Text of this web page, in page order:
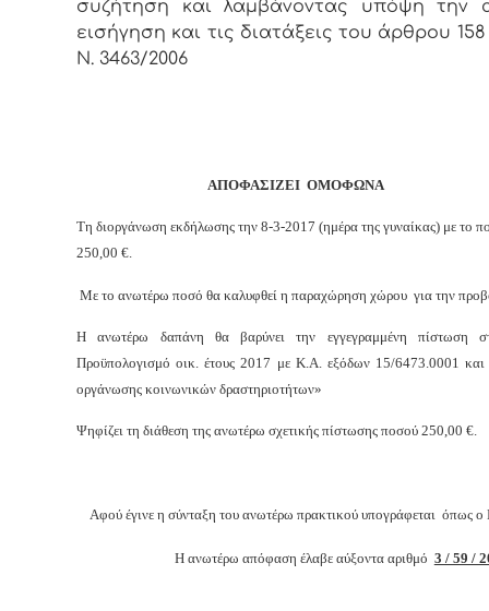
συζήτηση και λαμβάνοντας υπόψη την
εισήγηση και τις διατάξεις του άρθρου
Ν. 3463/2006
ΑΠΟΦΑΣΙΖΕΙ ΟΜΟΦΩΝΑ
Τη διοργάνωση εκδήλωσης την 8-3-2017 (ημέρα της γυναίκας) με το
250,00 €.
Με το ανωτέρω ποσό θα καλυφθεί η παραχώρηση χώρου για την
Η ανωτέρω δαπάνη θα βαρύνει την εγγεγραμμένη πίστωση
Προϋπολογισμό οικ. έτους 2017 με Κ.Α. εξόδων 15/6473.0001 και
οργάνωσης κοινωνικών δραστηριοτήτων»
Ψηφίζει τη διάθεση της ανωτέρω σχετικής πίστωσης ποσού 250,00 €.
Αφού έγινε η σύνταξη του ανωτέρω πρακτικού υπογράφεται όπως ο
Η ανωτέρω απόφαση έλαβε αύξοντα αριθμό 3 / 59 /